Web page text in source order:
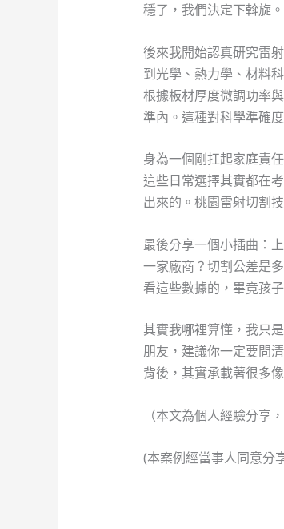
穩了，我們決定下斡旋
後來我開始認真研究雷
到光學、熱力學、材料
根據板材厚度微調功率
準內。這種對科學準確
身為一個剛扛起家庭責
這些日常選擇其實都在
出來的。桃園雷射切割
最後分享一個小插曲：
一家廠商？切割公差是
看這些數據的，畢竟孩
其實我哪裡算懂，我只
朋友，建議你一定要問
背後，其實承載著很多
（本文為個人經驗分享
(本案例經當事人同意分